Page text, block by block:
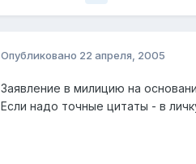
Опубликовано 22 апреля, 2005
Заявление в милицию на
Если надо точные цитаты - в